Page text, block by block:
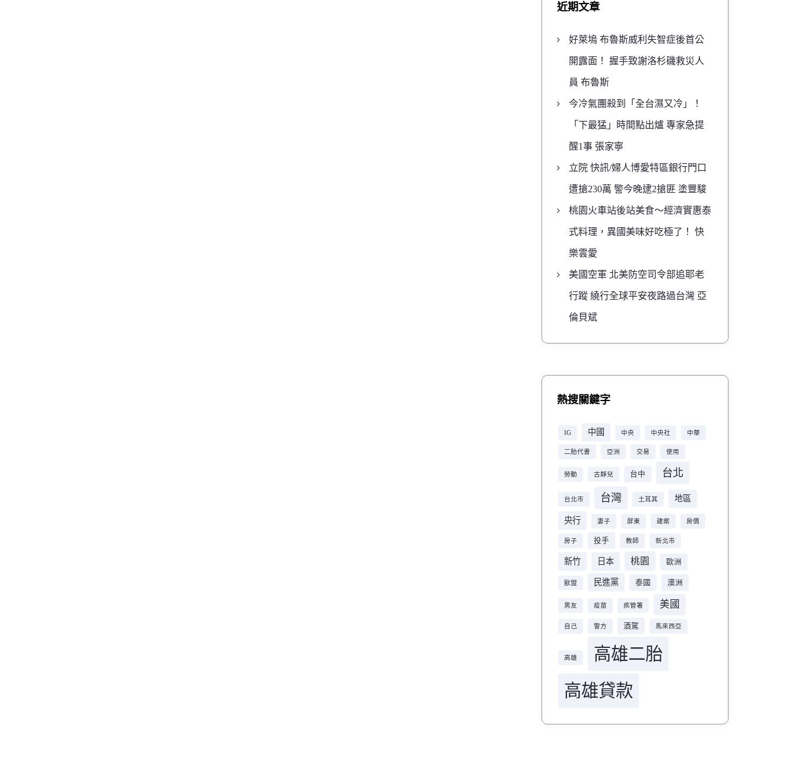
近期文章
好萊塢 布魯斯威利失智症後首公
開露面！ 握手致謝洛杉磯救災人
員 布魯斯
今冷氣團殺到「全台濕又冷」！
「下最猛」時間點出爐 專家急提
醒1事 張家寧
立院 快訊/婦人博愛特區銀行門口
遭搶230萬 警今晚逮2搶匪 塗豐駿
桃園火車站後站美食～經濟實惠泰
式料理，異國美味好吃極了！ 快
樂雲愛
美國空軍 北美防空司令部追耶老
行蹤 繞行全球平安夜路過台灣 亞
倫貝斌
熱搜關鍵字
IG 中國 中央 中央社 中華
二胎代書 亞洲 交易 使用
勞動 古靜兒 台中 台北
台北市 台灣 土耳其 地區
央行 妻子 屏東 建案 房價
房子 投手 教師 新北市
新竹 日本 桃園 歐洲
歐盟 民進黨 泰國 澳洲
男友 疫苗 疾管署 美國
自己 警方 酒駕 馬來西亞
高雄
高雄二胎
高雄貸款